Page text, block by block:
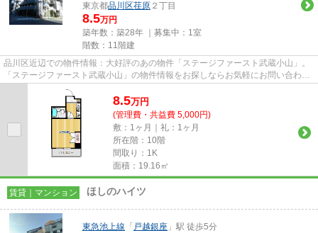
東京都品川区荏原 ２丁目
8.5万円
築年数：築28年 ｜募集中： 1室
階数：11階建
品川区近辺での物件情報：大好評のあの物件「ステージファースト武蔵小山」。
「ステージファースト武蔵小山」の物件情報をお探しならお気軽にお問い合わせ
下さい。共用部には敷地内ご...
8.5万円
(管理費・共益費 5,000円)
敷：1ヶ月｜礼：1ヶ月
所在階：10階
間取り：1K
面積：19.16㎡
賃貸｜マンション ほしのハイツ
東急池上線 「 戸越銀座 」駅 徒歩5分